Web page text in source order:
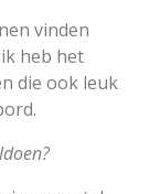
vinden
heb het
die ook leuk